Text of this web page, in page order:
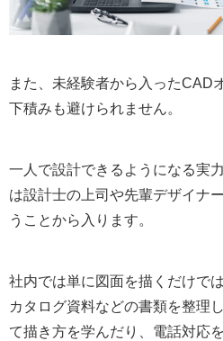
また、未経験者から入ったCAD
下積みも避けられません。
一人で設計できるようになる実
は設計士の上司や先輩デザイナ
うことから入ります。
社内では単に図面を描くだけで
カタログ資料などの書類を整理
て描き方を学んだり、電話対応